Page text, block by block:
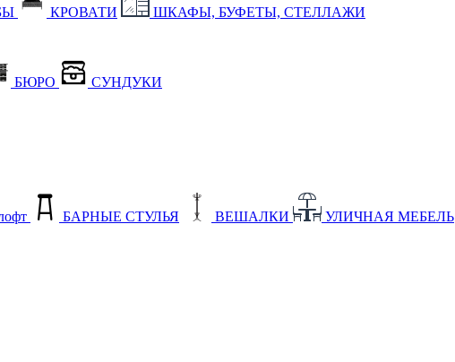
КРОВАТИ ШКАФЫ, БУФЕТЫ, СТЕЛЛАЖИ
БЮРО СУНДУКИ
БАРНЫЕ СТУЛЬЯ ВЕШАЛКИ УЛИЧНАЯ МЕБЕЛЬ